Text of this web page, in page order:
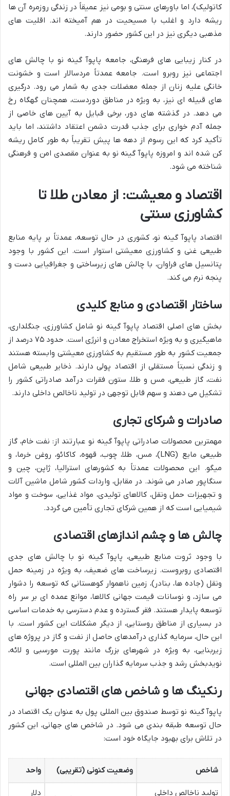
کاتولیک)، اما باورهای سنتی و بومی نیز عمیقاً در زندگی روزمره آن ها
ریشه دارد و اغلب با مسیحیت در هم آمیخته اند. اقلیت های
مذهبی دیگری نیز در این کشور حضور دارند.
در کنار زیبایی های فرهنگی، جامعه پاپوآ گینه نو با چالش های
اجتماعی نیز روبرو است. جامعه عمدتاً مردسالار است و خشونت
خانگی علیه زنان از جمله معضلات جدی به شمار می رود. درگیری
های قبیله ای نیز، به ویژه در مناطق دوردست، همچنان گهگاه رخ
می دهد. در گذشته های دور، برخی قبایل به آیین های خاصی از
جمله آدم خواری برای جذب قدرت دشمن اعتقاد داشتند، اما باید
تأکید کرد که این رسوم از دهه ها پیش تقریباً به طور کامل ریشه
کن شده اند و امروزه پاپوآ گینه نو به عنوان مقصدی امن و فرهنگی
شناخته می شود.
اقتصاد و معیشت: از معادن طلا تا
کشاورزی سنتی
اقتصاد پاپوآ گینه نو، کشوری در حال توسعه، عمدتاً بر پایه منابع
طبیعی غنی و کشاورزی معیشتی استوار است. این کشور با وجود
پتانسیل های فراوان، با چالش های زیرساختی و جغرافیایی دست و
پنجه نرم می کند.
ساختار اقتصادی و منابع کلیدی
بخش های اصلی اقتصاد پاپوآ گینه نو شامل کشاورزی، جنگلداری،
ماهیگیری و به ویژه استخراج معادن و انرژی است. حدود ۷۵ درصد از
جمعیت کشور به طور مستقیم به کشاورزی معیشتی وابسته هستند
و زندگی نسبتاً مستقلی از اقتصاد پولی دارند. ذخایر طبیعی شامل
نفت، گاز طبیعی، مس و طلا، ستون فقرات درآمد صادراتی کشور را
تشکیل می دهند و سهم قابل توجهی در تولید ناخالص داخلی دارند.
صادرات و شرکای تجاری
مهمترین محصولات صادراتی پاپوآ گینه نو عبارتند از: نفت خام، گاز
طبیعی مایع (LNG)، مس، طلا، چوب، قهوه، کاکائو، روغن خرما، و
میگو. این محصولات عمدتاً به کشورهای استرالیا، ژاپن، چین و
سنگاپور صادر می شوند. در مقابل، واردات کشور شامل ماشین آلات
و تجهیزات حمل ونقل، کالاهای تولیدی، مواد غذایی، سوخت و مواد
شیمیایی است که از همین شرکای تجاری تأمین می گردد.
چالش ها و چشم اندازهای اقتصادی
با وجود ثروت منابع طبیعی، پاپوآ گینه نو با چالش های جدی
اقتصادی روبروست. زیرساخت های ضعیف، به ویژه در زمینه حمل
ونقل (جاده ها، بنادر)، زمین ناهموار کوهستانی که توسعه را دشوار
می سازد، و نوسانات قیمت جهانی کالاها، موانع عمده ای بر سر راه
توسعه پایدار هستند. فقر گسترده و عدم دسترسی به خدمات اساسی
در بسیاری از مناطق روستایی، از دیگر مشکلات این کشور است. با
این حال، سرمایه گذاری درآمدهای حاصل از نفت و گاز در پروژه های
زیربنایی، به ویژه در شهرهای بزرگ مانند پورت مورسبی و لائه،
نویدبخش رشد و جذب سرمایه گذاران بین المللی است.
رنکینگ ها و شاخص های اقتصادی جهانی
پاپوآ گینه نو توسط صندوق بین المللی پول به عنوان یک اقتصاد در
حال توسعه طبقه بندی می شود. در شاخص های جهانی، این کشور
در تلاش برای بهبود جایگاه خود است:
شاخص وضعیت کنونی (تقریبی) واحد
تولید ناخالص داخلی دلار